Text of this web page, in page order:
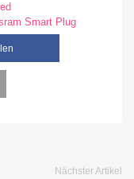
Smart Plug
Nächster Artikel